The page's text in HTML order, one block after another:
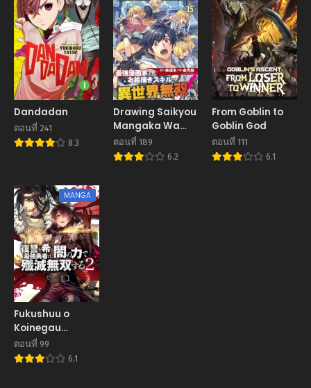
Dandadan
ตอนที่ 241
8.3
Drawing Saikyou
Mangaka Wa
Oekaki Skill De
Isekai Musou
ตอนที่ 189
6.2
From Goblin to
Goblin God
ตอนที่ 111
6.1
MANGA
Fukushuu o
Koinegau
Saikyou Yuusha
wa Yami no
ตอนที่ 99
6.1